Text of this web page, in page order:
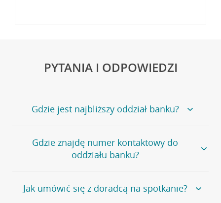
PYTANIA I ODPOWIEDZI
Gdzie jest najbliższy oddział banku?
Jeśli szukasz oddziału naszego banku, zapraszamy na
stronęPlacówki i bankomaty, na której znajduje się
wygodna wyszukiwarka.
oddziałów
Gdzie znajdę numer kontaktowy do
oddziału banku?
Bank Credit Agricole nie udostępnia ogólnego numeru
telefonu do placówki bankowej.
Jak umówić się z doradcą na spotkanie?